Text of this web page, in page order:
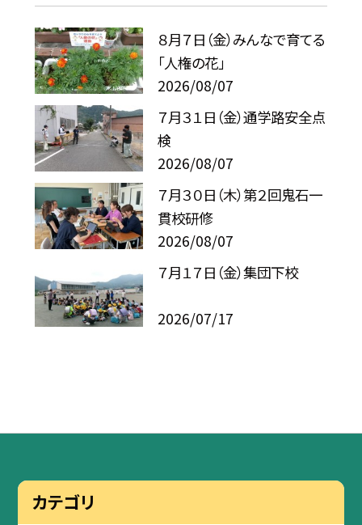
８月７日（金）みんなで育てる
「人権の花」
2026/08/07
７月３１日（金）通学路安全点
検
2026/08/07
７月３０日（木）第２回鬼石一
貫校研修
2026/08/07
７月１７日（金）集団下校
2026/07/17
カテゴリ